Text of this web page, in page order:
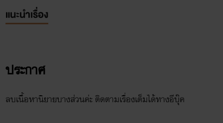
แนะนำเรื่อง
ประกาศ
ลบเนื้อหานิยายบางส่วนค่ะ ติดตามเรื่องเต็มได้ทางอีบุ๊ค